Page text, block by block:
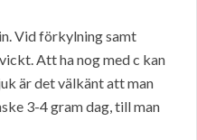
Vid förkylning samt
Att ha nog med c kan
är det välkänt att man
3-4 gram dag, till man